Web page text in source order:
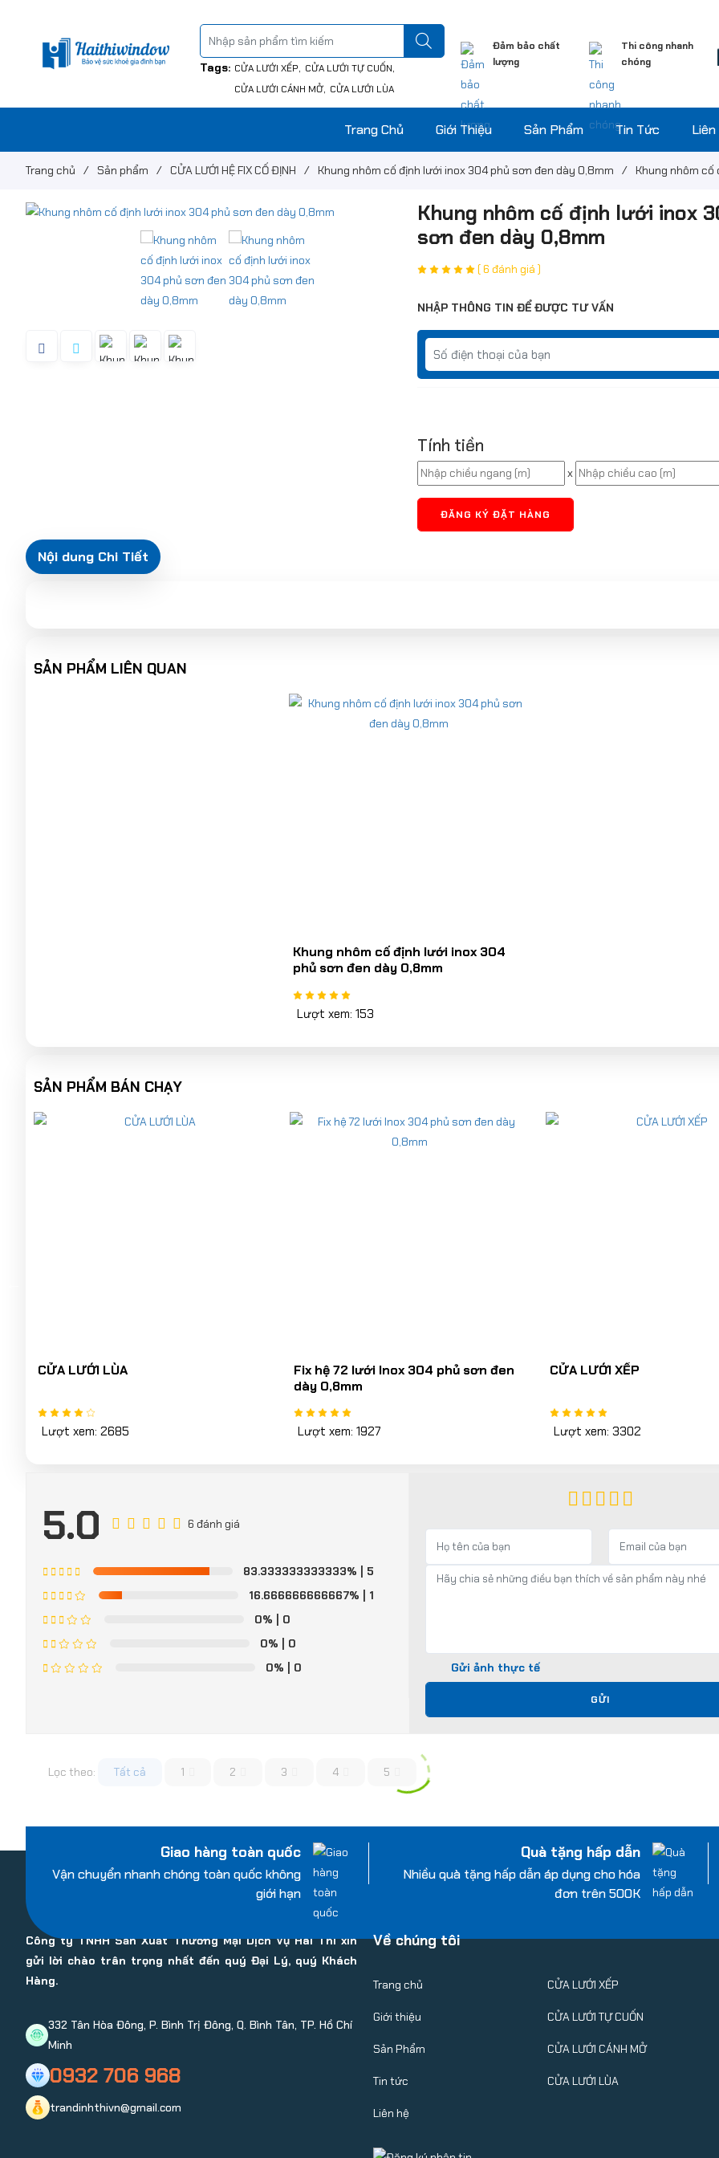
Tags: CỬA LƯỚI XẾP
CỬA LƯỚI TỰ CUỐN
CỬA LƯỚI CÁNH MỞ CỬA LƯỚI LÙA
Đảm bảo chất
lượng
Thi công nhanh
chóng
Trang Chủ Giới Thiệu Sản Phẩm Tin Tức Liên
Trang chủ / Sản phẩm / CỬA LƯỚI HỆ FIX CỐ ĐỊNH / Khung nhôm cố định lưới inox 304 phủ sơn đen dày 0,8mm / Khung nhôm
Khung nhôm cố định lưới inox
sơn đen dày 0,8mm
( 6 đánh giá )
NHẬP THÔNG TIN ĐỂ ĐƯỢC TƯ VẤN
Tính tiền
x
ĐĂNG KÝ ĐẶT HÀNG
Nội dung Chi Tiết
SẢN PHẨM LIÊN QUAN
Khung nhôm cố định lưới inox 304
phủ sơn đen dày 0,8mm
Lượt xem: 153
SẢN PHẨM BÁN CHẠY
Fix hệ 72 lưới Inox 304 phủ sơn đen
Lượt xem: 1927
CỬA LƯỚI XẾP
Lượt xem: 3302
CỬA LƯỚI CÁNH MỞ
Lượt xem: 873
5.0 6 đánh giá
83.333333333333% | 5
16.666666666667% | 1
0% | 0
0% | 0
0% | 0 Gửi ảnh thực tế
GỬI
Lọc theo: Tất cả 1 2 3 4 5
Giao hàng toàn quốc
Vận chuyển nhanh chóng toàn quốc không
giới hạn
Quà tặng hấp dẫn
Nhiều quà tặng hấp dẫn áp dụng cho hóa
đơn trên 500K
Công ty TNHH Sản Xuất Thương Mại Dịch Vụ Hai Thi xin
gửi lời chào trân trọng nhất đến quý Đại Lý, quý Khách
Hàng.
332 Tân Hòa Đông, P. Bình Trị Đông, Q. Bình Tân, TP. Hồ Chí
Minh
0932 706 968
trandinhthivn@gmail.com
Về chúng tôi
Trang chủ
Giới thiệu
Sản Phẩm
Tin tức
Liên hệ
CỬA LƯỚI XẾP
CỬA LƯỚI TỰ CUỐN
CỬA LƯỚI CÁNH MỞ
CỬA LƯỚI LÙA